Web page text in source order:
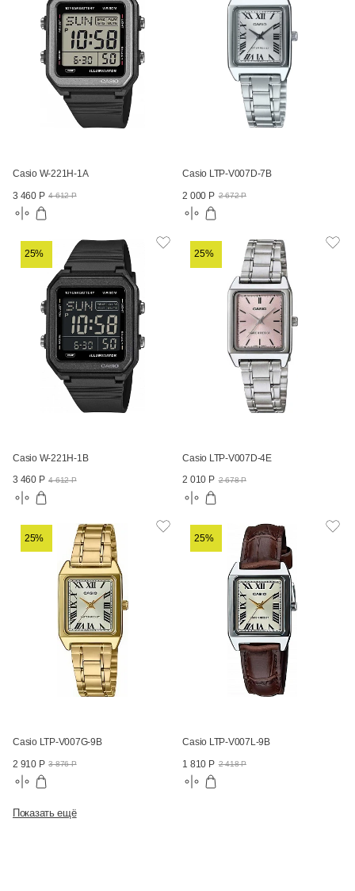
Casio W-221H-1A
3 460 Р 4 612 Р
Casio LTP-V007D-7B
2 000 Р 2 672 Р
25%
Casio W-221H-1B
3 460 Р 4 612 Р
25%
Casio LTP-V007D-4E
2 010 Р 2 678 Р
25%
Casio LTP-V007G-9B
2 910 Р 3 876 Р
25%
Casio LTP-V007L-9B
1 810 Р 2 418 Р
Показать ещё